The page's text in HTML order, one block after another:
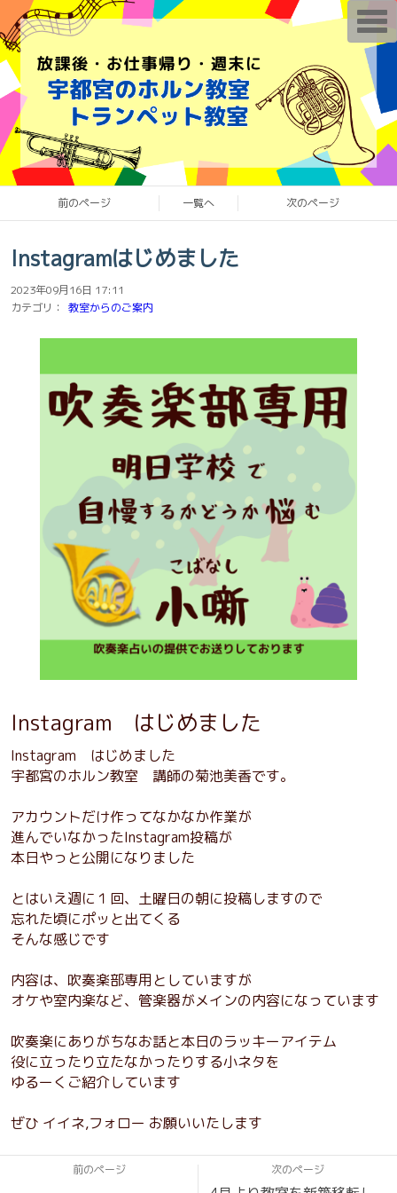
前のページ 一覧へ 次のページ
Instagramはじめました
2023年09月16日 17:11
カテゴリ：
教室からのご案内
Instagram はじめました
Instagram はじめました
宇都宮のホルン教室 講師の菊池美香です。
アカウントだけ作ってなかなか作業が
進んでいなかったInstagram投稿が
本日やっと公開になりました
とはいえ週に１回、土曜日の朝に投稿しますので
忘れた頃にポッと出てくる
そんな感じです
内容は、吹奏楽部専用としていますが
オケや室内楽など、管楽器がメインの内容になっています
吹奏楽にありがちなお話と本日のラッキーアイテム
役に立ったり立たなかったりする小ネタを
ゆるーくご紹介しています
ぜひ イイネ,フォロー お願いいたします
前のページ 次のページ
T
o
g
e
n
v
g
a
i